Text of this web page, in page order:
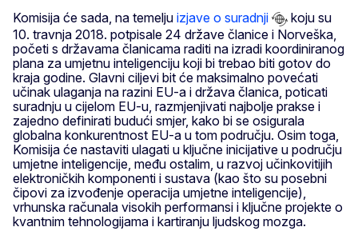
Komisija će sada, na temelju izjave o suradnji
koju su
10. travnja 2018. potpisale 24 države članice i Norveška,
početi s državama članicama raditi na izradi koordiniranog
plana za umjetnu inteligenciju koji bi trebao biti gotov do
kraja godine. Glavni ciljevi bit će maksimalno povećati
učinak ulaganja na razini EU-a i država članica, poticati
suradnju u cijelom EU-u, razmjenjivati najbolje prakse i
zajedno definirati budući smjer, kako bi se osigurala
globalna konkurentnost EU-a u tom području. Osim toga,
Komisija će nastaviti ulagati u ključne inicijative u području
umjetne inteligencije, među ostalim, u razvoj učinkovitijih
elektroničkih komponenti i sustava (kao što su posebni
čipovi za izvođenje operacija umjetne inteligencije),
vrhunska računala visokih performansi i ključne projekte o
kvantnim tehnologijama i kartiranju ljudskog mozga.